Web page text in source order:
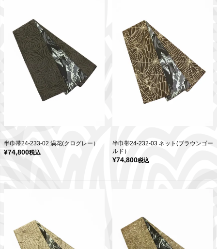
半巾帯24-233-02 渦花(クログレー）
¥74,800税込
半巾帯24-232-03 ネット(ブラウンゴー
ルド）
¥74,800税込